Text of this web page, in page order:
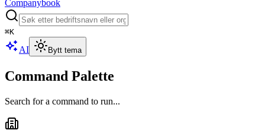
Companybook
⌘K
AI Bytt tema
Command Palette
Search for a command to run...